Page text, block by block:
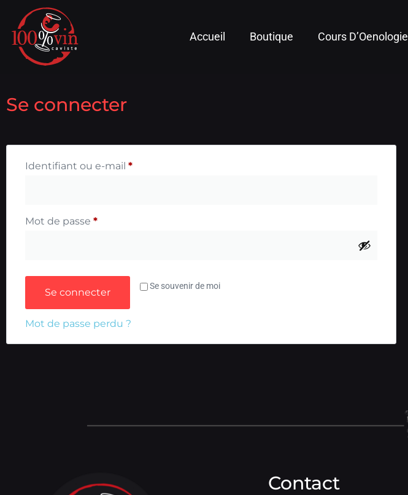
Accueil Boutique Cours D’Oenologie
Se connecter
Identifiant ou e-mail *
Mot de passe *
Se souvenir de moi
Se connecter
Mot de passe perdu ?
Contact